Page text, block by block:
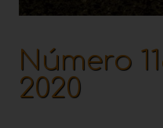
Número
2020